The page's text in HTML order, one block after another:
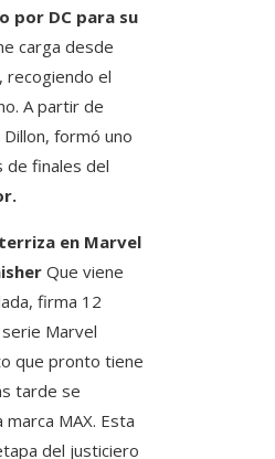
por DC para su
carga desde
recogiendo el
A partir de
formó uno
de finales del
en Marvel
Que viene
firma 12
Marvel
que pronto tiene
tarde se
MAX. Esta
del justiciero